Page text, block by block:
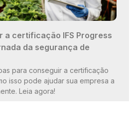
a certificação IFS Progress
da segurança de
para conseguir a certificação
isso pode ajudar sua empresa a
Leia agora!